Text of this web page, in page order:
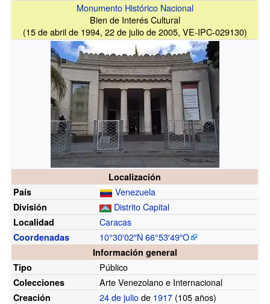
Monumento Histórico Nacional
Bien de Interés Cultural
(15 de abril de 1994, 22 de julio de 2005, VE-IPC-029130)
Localización
País
Venezuela
División Distrito Capital
Localidad Caracas
Coordenadas 10°30′02″N66°53′49″O
Información general
Tipo
Público
Colecciones Arte Venezolano e Internacional
Creación 24 de juliode 1917 (105años)